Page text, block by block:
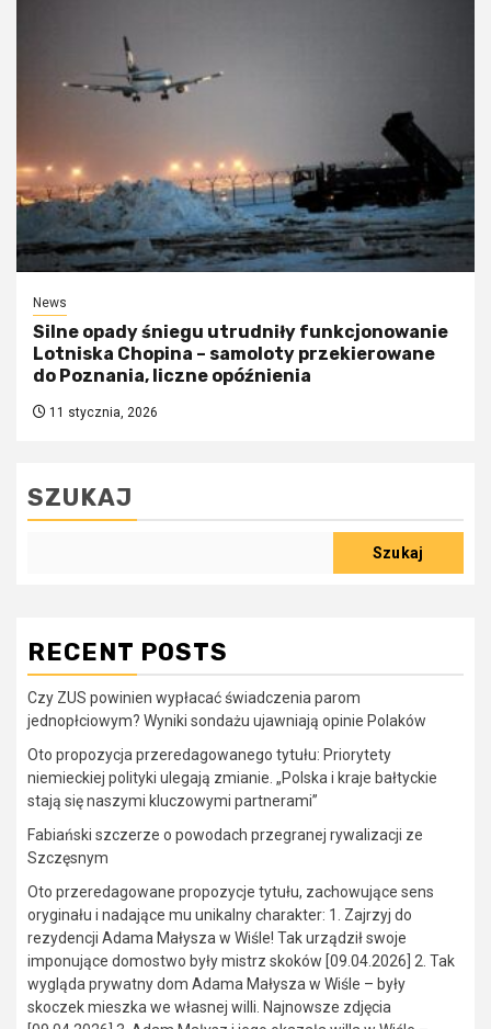
News
Silne opady śniegu utrudniły funkcjonowanie
Lotniska Chopina – samoloty przekierowane
do Poznania, liczne opóźnienia
11 stycznia, 2026
SZUKAJ
Szukaj
RECENT POSTS
Czy ZUS powinien wypłacać świadczenia parom
jednopłciowym? Wyniki sondażu ujawniają opinie Polaków
Oto propozycja przeredagowanego tytułu: Priorytety
niemieckiej polityki ulegają zmianie. „Polska i kraje bałtyckie
stają się naszymi kluczowymi partnerami”
Fabiański szczerze o powodach przegranej rywalizacji ze
Szczęsnym
Oto przeredagowane propozycje tytułu, zachowujące sens
oryginału i nadające mu unikalny charakter: 1. Zajrzyj do
rezydencji Adama Małysza w Wiśle! Tak urządził swoje
imponujące domostwo były mistrz skoków [09.04.2026] 2. Tak
wygląda prywatny dom Adama Małysza w Wiśle – były
skoczek mieszka we własnej willi. Najnowsze zdjęcia